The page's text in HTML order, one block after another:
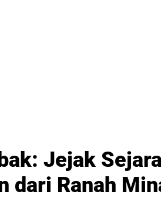
Jejak
dari Ranah